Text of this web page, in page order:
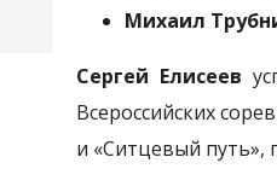
Михаил
Сергей Елисеев
Всероссийских
и «Ситцевый путь»,